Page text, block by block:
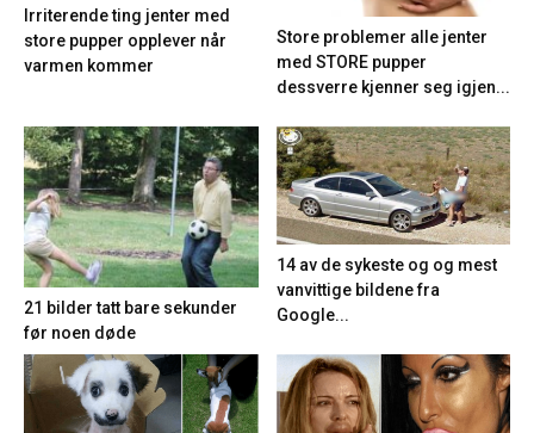
Irriterende ting jenter med
store pupper opplever når
varmen kommer
Store problemer alle jenter
med STORE pupper
dessverre kjenner seg igjen...
21 bilder tatt bare sekunder
før noen døde
14 av de sykeste og og mest
vanvittige bildene fra
Google...